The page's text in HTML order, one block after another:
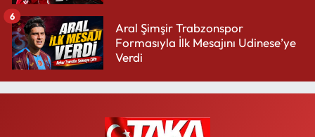
Aral Şimşir Trabzonspor
Formasıyla İlk Mesajını Udinese’ye
Verdi
6